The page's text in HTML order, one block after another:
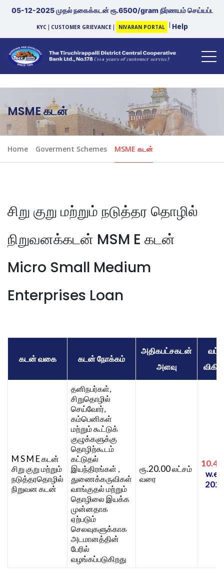
12-2025 முதல் நகைக்கடன் ரூ.6500/gram நிர்ணயம் செய்யப்படுகிறது.
KYC CUSTOMER GRIEVANCE NIVARAN PORTAL Help
MSME கடன்
Home Goverment Schemes MSME கடன்
சிறு குறு மற்றும் நடுத்தர தொழில்
நிறுவனக்கடன் MSM E கடன்
Micro Small Medium
Enterprises Loan
கடன் வகை கடன் நோக்கம்
அதிகபட்சகடன்
அளவு
வட்டி
M S M Eகடன்
சிறு குறு மற்றும்
நடுத்தரதொழில்
நிறுவன கடன்
தனிநபர்கள்,
சிறுதொழில்
செய்வோர்,
கம்பெனிகள்
மற்றும் கூட்டுக்
குழுக்களுக்கு
தொழிற்கூடம்
கட்டுதல்
இயந்திரங்கள் ,
துணைக்கருவிகள்
வாங்குதல் மற்றும்
தொழிலை இயக்க
முன்னதாக
ஏற்படும்
செலவுகளுக்காக
அடமானத்தின்
பேரில்
வழங்கப்படுகிறது
ரூ.20.00லட்சம்
வரை